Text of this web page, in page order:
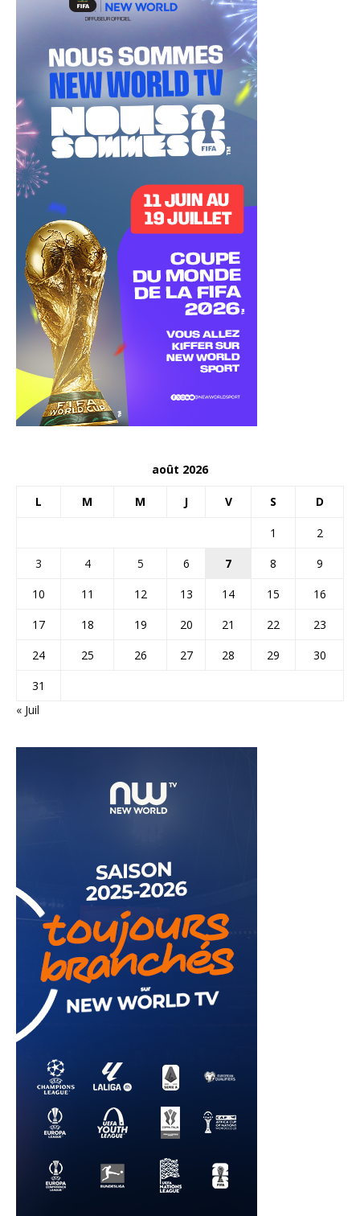
août 2026
L M M J V S D
1
2
3
4 5 6 7 8
9
10
11 12 13 14 15
16
17
18 19 20 21 22
23
24
25 26 27 28 29
30
31
« Juil